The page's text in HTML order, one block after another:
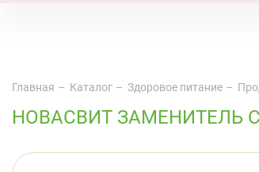
Главная Каталог Здоровое питание
НОВАСВИТ ЗАМЕНИТЕЛЬ